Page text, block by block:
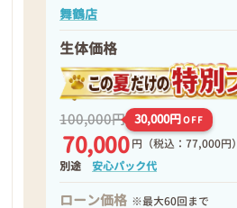
舞鶴店
生体価格
100,000円 30,000円OFF
70,000 円 （税込：77,000円）
別途安心パック代
ローン価格 ※最大60回まで